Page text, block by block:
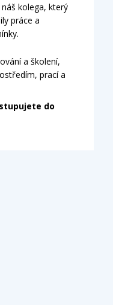
kolega, který
práce a
a školení,
prací a
do